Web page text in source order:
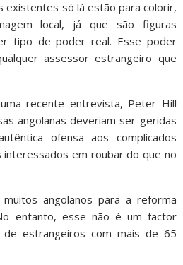
existentes só lá estão para colorir,
local, já que são figuras
tipo de poder real. Esse poder
assessor estrangeiro que
recente entrevista, Peter Hill
angolanas deveriam ser geridas
ofensa aos complicados
interessados em roubar do que no
angolanos para a reforma
entanto, esse não é um factor
de estrangeiros com mais de 65